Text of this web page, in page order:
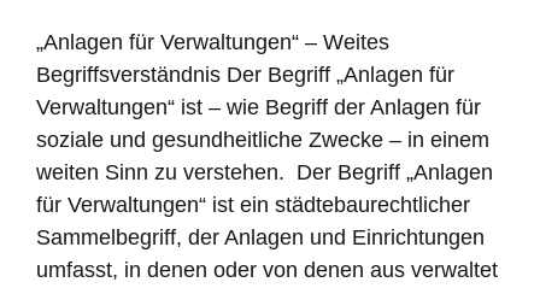
„Anlagen für Verwaltungen“ – Weites
Begriffsverständnis Der Begriff „Anlagen für
Verwaltungen“ ist – wie Begriff der Anlagen für
soziale und gesundheitliche Zwecke – in einem
weiten Sinn zu verstehen. Der Begriff „Anlagen
für Verwaltungen“ ist ein städtebaurechtlicher
Sammelbegriff, der Anlagen und Einrichtungen
umfasst, in denen oder von denen aus verwaltet